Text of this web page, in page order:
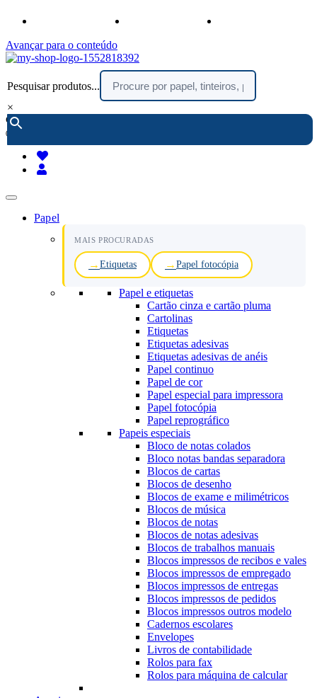
Avançar para o conteúdo
Pesquisar produtos...
×
encomendar por telefone :
(chamada rede fixa nacional)
Papel
MAIS PROCURADAS
Etiquetas Papel fotocópia
Papel e etiquetas
Cartão cinza e cartão pluma
Cartolinas
Etiquetas
Etiquetas adesivas
Etiquetas adesivas de anéis
Papel continuo
Papel de cor
Papel especial para impressora
Papel fotocópia
Papel reprográfico
Papeis especiais
Bloco de notas colados
Bloco notas bandas separadora
Blocos de cartas
Blocos de desenho
Blocos de exame e milimétricos
Blocos de música
Blocos de notas
Blocos de notas adesivas
Blocos de trabalhos manuais
Blocos impressos de recibos e vales
Blocos impressos de empregado
Blocos impressos de entregas
Blocos impressos de pedidos
Blocos impressos outros modelo
Cadernos escolares
Envelopes
Livros de contabilidade
Rolos para fax
Rolos para máquina de calcular